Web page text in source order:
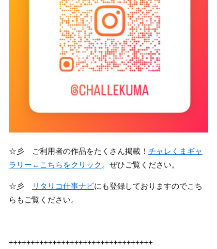
☆彡 ご利用者の作品をたくさん掲載！ チャレくまギャ
ラリー←こちらをクリック 。ぜひご覧ください。
☆彡 リタリコ仕事ナビにも登録しておりますのでこち
らもご覧ください。
+++++++++++++++++++++++++++++++++